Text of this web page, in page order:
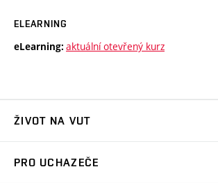
ELEARNING
eLearning: aktuální otevřený kurz
ŽIVOT NA VUT
PRO UCHAZEČE